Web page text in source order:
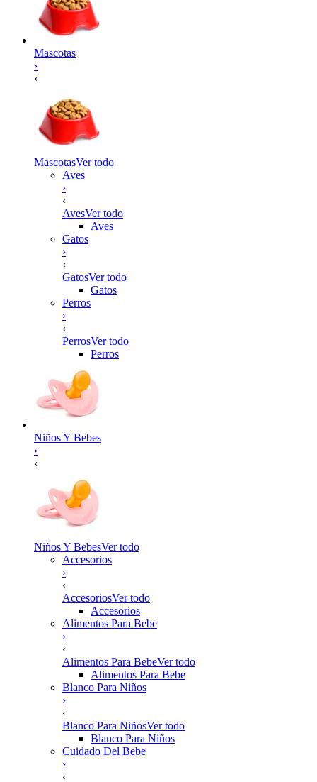
Mascotas
›
‹
MascotasVer todo
Aves
›
‹
AvesVer todo
Aves
Gatos
›
‹
GatosVer todo
Gatos
Perros
›
‹
PerrosVer todo
Perros
Niños Y Bebes
›
‹
Niños Y BebesVer todo
Accesorios
›
‹
AccesoriosVer todo
Accesorios
Alimentos Para Bebe
›
‹
Alimentos Para BebeVer todo
Alimentos Para Bebe
Blanco Para Niños
›
‹
Blanco Para NiñosVer todo
Blanco Para Niños
Cuidado Del Bebe
›
‹